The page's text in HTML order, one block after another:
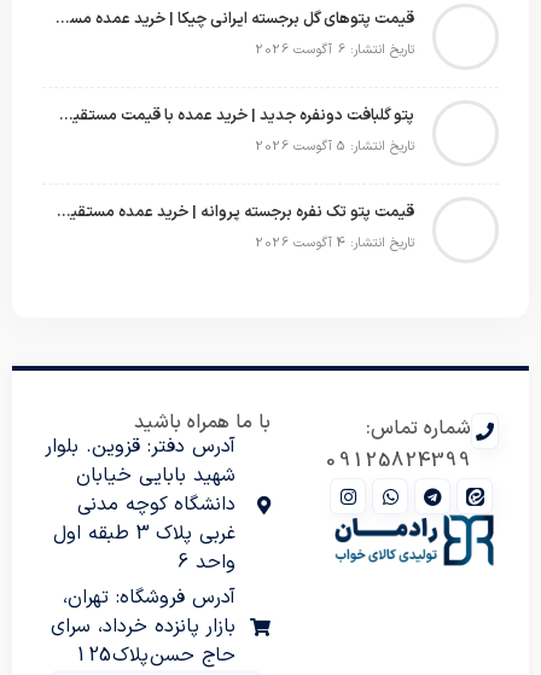
قیمت پتوهای گل برجسته ایرانی چیکا | خرید عمده مستقیم با سود بالا
تاریخ انتشار: 6 آگوست 2026
پتو گلبافت دونفره جدید | خرید عمده با قیمت مستقیم و طرح‌های پرفروش بازار
تاریخ انتشار: 5 آگوست 2026
قیمت پتو تک نفره برجسته پروانه | خرید عمده مستقیم با بهترین قیمت بازار
تاریخ انتشار: 4 آگوست 2026
شماره تماس:
09125824399
با ما همراه باشید
آدرس دفتر: قزوین. بلوار
شهید بابایی خیابان
دانشگاه کوچه مدنی
غربی پلاک 3 طبقه اول
واحد 6
آدرس فروشگاه: تهران،
بازار پانزده خرداد، سرای
حاج حسن پلاک 125